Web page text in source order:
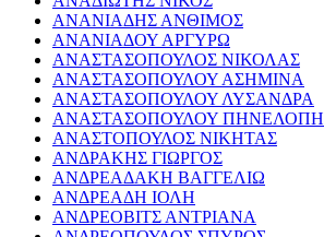
ΑΝΑΝΙΑΔΗΣ ΑΝΘΙΜΟΣ
ΑΝΑΝΙΑΔΟΥ ΑΡΓΥΡΩ
ΑΝΑΣΤΑΣΟΠΟΥΛΟΣ ΝΙΚΟΛΑΣ
ΑΝΑΣΤΑΣΟΠΟΥΛΟΥ ΑΣΗΜΙΝΑ
ΑΝΑΣΤΑΣΟΠΟΥΛΟΥ ΛΥΣΑΝΔΡΑ
ΑΝΑΣΤΑΣΟΠΟΥΛΟΥ ΠΗΝΕΛΟΠΗ
ΑΝΑΣΤΟΠΟΥΛΟΣ ΝΙΚΗΤΑΣ
ΑΝΔΡΑΚΗΣ ΓΙΩΡΓΟΣ
ΑΝΔΡΕΑΔΑΚΗ ΒΑΓΓΕΛΙΩ
ΑΝΔΡΕΑΔΗ ΙΟΛΗ
ΑΝΔΡΕΟΒΙΤΣ ΑΝΤΡΙΑΝΑ